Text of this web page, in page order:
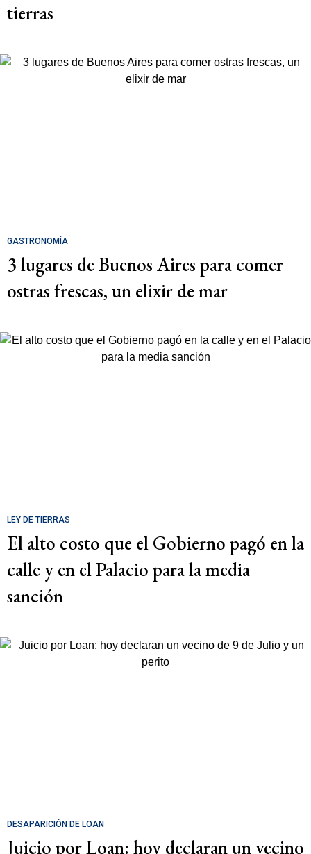
tierras
GASTRONOMÍA
3 lugares de Buenos Aires para comer
ostras frescas, un elixir de mar
LEY DE TIERRAS
El alto costo que el Gobierno pagó en la
calle y en el Palacio para la media
sanción
DESAPARICIÓN DE LOAN
Juicio por Loan: hoy declaran un vecino